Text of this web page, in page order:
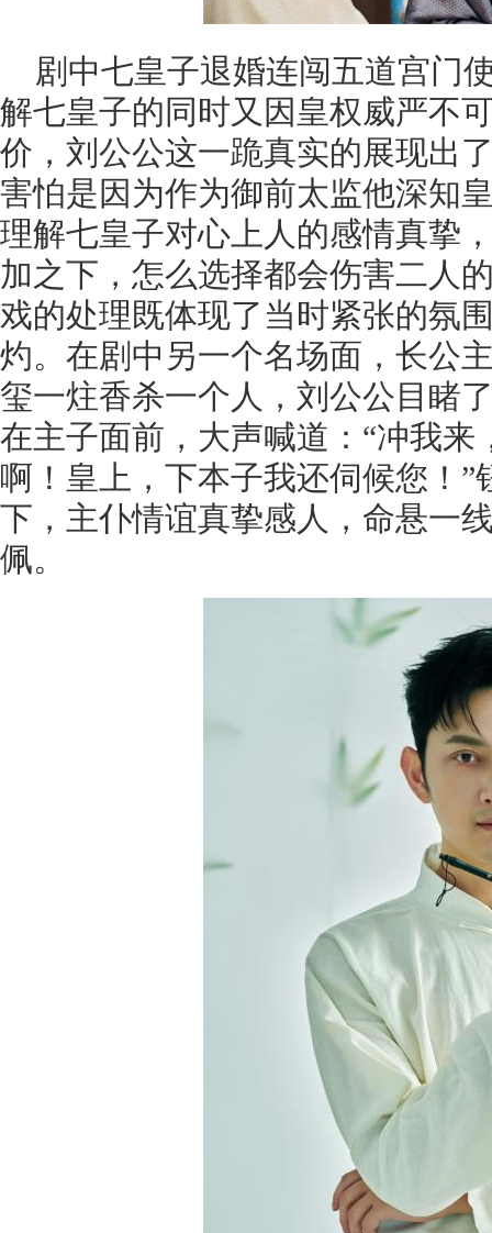
剧中七皇子退婚连闯五道宫门
解七皇子的同时又因皇权威严不
价，刘公公这一跪真实的展现出
害怕是因为作为御前太监他深知
理解七皇子对心上人的感情真挚
加之下，怎么选择都会伤害二人
戏的处理既体现了当时紧张的氛
灼。在剧中另一个名场面，长公
玺一炷香杀一个人，刘公公目睹
在主子面前，大声喊道：“冲我
啊！皇上，下本子我还伺候您！
下，主仆情谊真挚感人，命悬一
佩。